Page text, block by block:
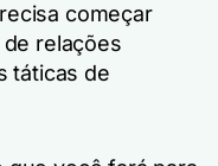
começar
relações
táticas de